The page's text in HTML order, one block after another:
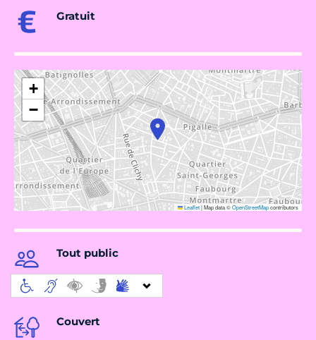
Gratuit
+
−
Leaflet|Map data ©OpenStreetMapcontributors
Tout public
Couvert